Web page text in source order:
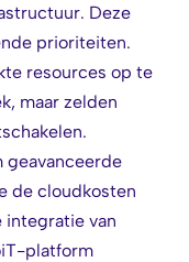
Deze
prioriteiten.
resources op te
maar zelden
geavanceerde
de cloudkosten
integratie van
platform